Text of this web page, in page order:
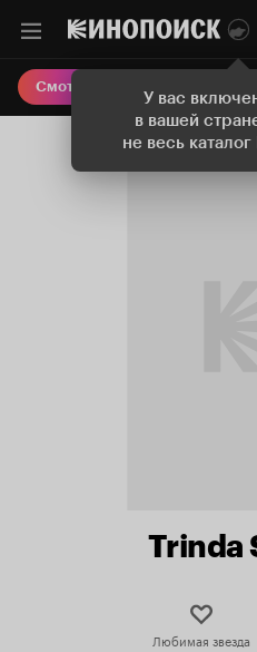
У вас
в вашей
не весь
Смотреть кино
Trinda
Любимая звезда